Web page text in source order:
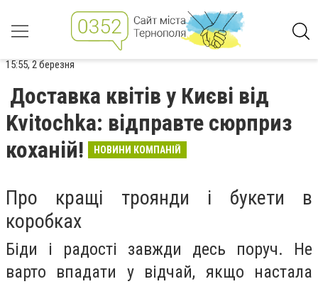
15:55, 2 березня
Доставка квітів у Києві від
Kvitochka: відправте сюрприз
коханій!
НОВИНИ КОМПАНІЙ
Про кращі троянди і букети в
коробках
Біди і радості завжди десь поруч. Не
варто впадати у відчай, якщо настала